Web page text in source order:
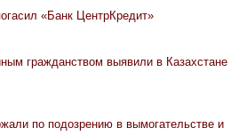
«Банк ЦентрКредит»
гражданством выявили в Казахстане
по подозрению в вымогательстве и